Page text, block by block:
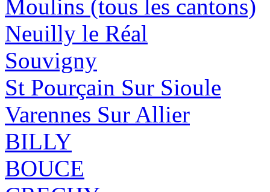
Moulins (tous les cantons)
Neuilly le Réal
Souvigny
St Pourçain Sur Sioule
Varennes Sur Allier
BILLY
BOUCE